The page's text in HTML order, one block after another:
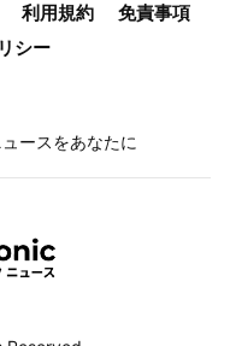
利用規約
免責事項
シー
ースをあなたに